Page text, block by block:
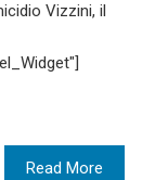
Vizzini, il
Read More